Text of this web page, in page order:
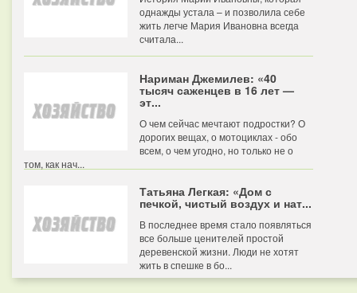
однажды устала – и позволила себе
жить легче Мария Ивановна всегда
считала...
Нариман Джемилев: «40
тысяч саженцев в 16 лет —
эт...
О чем сейчас мечтают подростки? О
дорогих вещах, о мотоциклах - обо
всем, о чем угодно, но только не о
том, как нач...
Татьяна Легкая: «Дом с
печкой, чистый воздух и нат...
В последнее время стало появляться
все больше ценителей простой
деревенской жизни. Люди не хотят
жить в спешке в бо...